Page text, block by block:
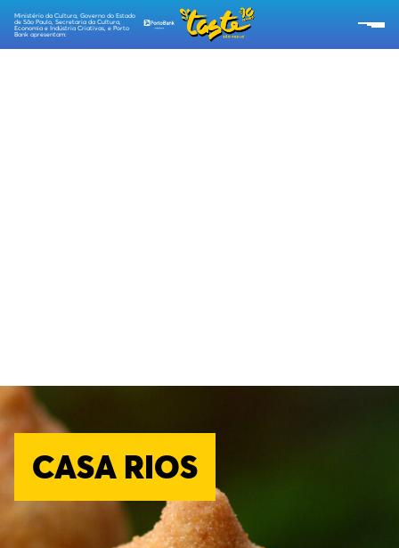
Ministério da Cultura, Governo do Estado
de São Paulo, Secretaria da Cultura,
Economia e Indústria Criativas, e Porto
Bank apresentam:
CASA RIOS